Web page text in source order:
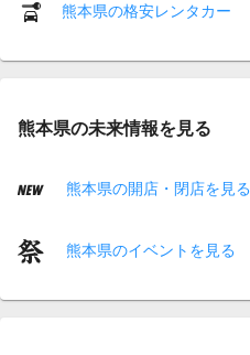
熊本県の格安レンタカー
熊本県の未来情報を見る
熊本県の開店・閉店を見る
熊本県のイベントを見る